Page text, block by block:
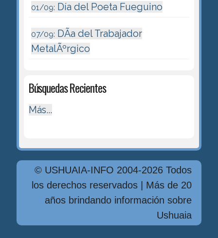
01/09: Día del Poeta Fueguino
07/09: DÃ­a del Trabajador
MetalÃºrgico
Búsquedas Recientes
Más...
© USHUAIA-INFO 2004-2026 Todos
los derechos reservados | Más de 20
años brindando información sobre
Ushuaia